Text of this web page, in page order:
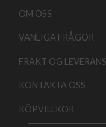
OM OSS
VANLIGA FRÅGOR
FRAKT OG LEVERANS
KONTAKTA OSS
KÖPVILLKOR